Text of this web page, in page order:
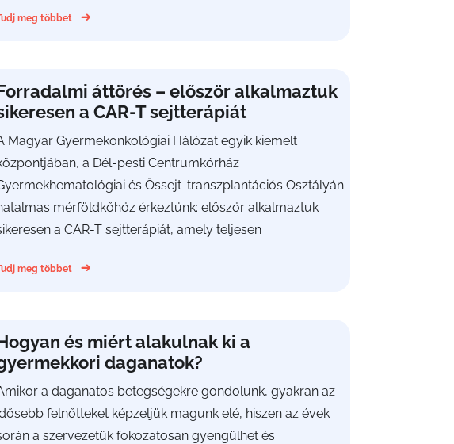
meg többet
áttörés – először alkalmaztuk
a CAR-T sejtterápiát
Magyar Gyermekonkológiai Hálózat egyik kiemelt
a Dél-pesti Centrumkórház
és Őssejt-transzplantációs Osztályán
mérföldkőhöz érkeztünk: először alkalmaztuk
a CAR-T sejtterápiát, amely teljesen
meg többet
és miért alakulnak ki a
daganatok?
a daganatos betegségekre gondolunk, gyakran az
felnőtteket képzeljük magunk elé, hiszen az évek
a szervezetük fokozatosan gyengülhet és